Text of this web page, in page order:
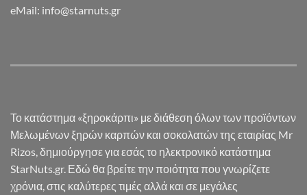
eMail: info@starnuts.gr
Το κατάστημα «ξηροκάρπι» με διάθεση όλων των προϊόντων
Μελωμένων ξηρών καρπών και σοκολατών της εταιρίας Mr
Rizos, δημιούργησε για εσάς το ηλεκτρονικό κατάστημα
StarNuts.gr. Εδώ θα βρείτε την ποιότητα που γνωρίζετε
χρόνια, στις καλύτερες τιμές αλλά και σε μεγάλες